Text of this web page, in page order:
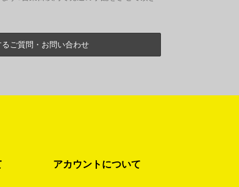
ご質問・お問い合わせ
アカウントについて